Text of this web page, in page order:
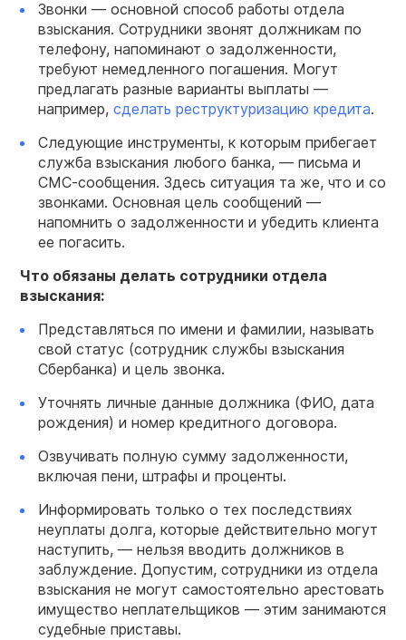
Звонки — основной способ работы отдела
взыскания. Сотрудники звонят должникам по
телефону, напоминают о задолженности,
требуют немедленного погашения. Могут
предлагать разные варианты выплаты —
например, сделать реструктуризацию кредита.
Следующие инструменты, к которым прибегает
служба взыскания любого банка, — письма и
СМС-сообщения. Здесь ситуация та же, что и со
звонками. Основная цель сообщений —
напомнить о задолженности и убедить клиента
ее погасить.
Что обязаны делать сотрудники отдела
взыскания:
Представляться по имени и фамилии, называть
свой статус (сотрудник службы взыскания
Сбербанка) и цель звонка.
Уточнять личные данные должника (ФИО, дата
рождения) и номер кредитного договора.
Озвучивать полную сумму задолженности,
включая пени, штрафы и проценты.
Информировать только о тех последствиях
неуплаты долга, которые действительно могут
наступить, — нельзя вводить должников в
заблуждение. Допустим, сотрудники из отдела
взыскания не могут самостоятельно арестовать
имущество неплательщиков — этим занимаются
судебные приставы.